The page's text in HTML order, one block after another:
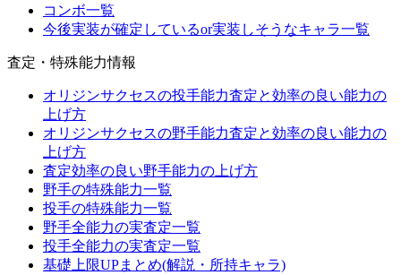
コンボ一覧
今後実装が確定しているor実装しそうなキャラ一覧
査定・特殊能力情報
オリジンサクセスの投手能力査定と効率の良い能力の
上げ方
オリジンサクセスの野手能力査定と効率の良い能力の
上げ方
査定効率の良い野手能力の上げ方
野手の特殊能力一覧
投手の特殊能力一覧
野手全能力の実査定一覧
投手全能力の実査定一覧
基礎上限UPまとめ(解説・所持キャラ)